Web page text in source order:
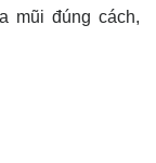
mũi đúng cách,